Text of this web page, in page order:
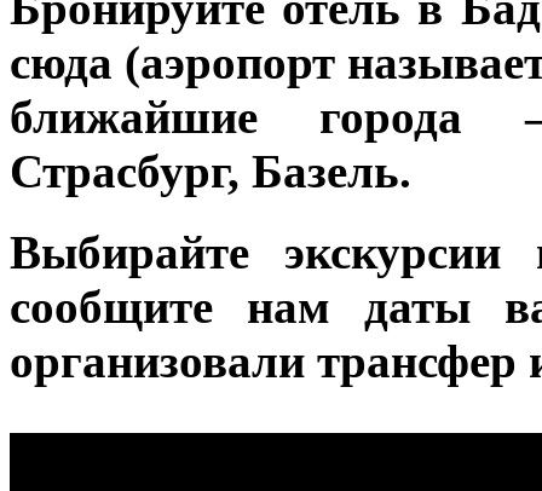
сюда (аэропорт
ближайшие города
Страсбург, Базель.
Выбирайте
сообщите нам даты
организовали